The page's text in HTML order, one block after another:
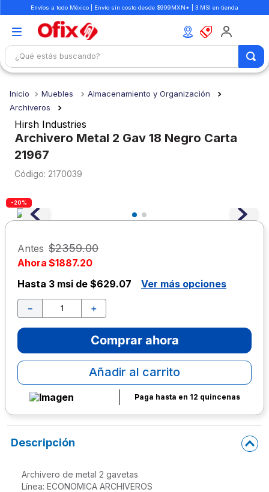
Envíos a todo México | Envío sin costo desde $999MXN* | 3 MSI en tienda
¿Qué estás buscando?
Muebles
Almacenamiento y Organización
Archiveros
Hirsh Industries
Archivero Metal 2 Gav 18 Negro Carta
21967
: 2170039
-20%
Antes $2359.00
Ahora $1887.20
Hasta 3 msi de $629.07 Ver más opciones
＋
－
Comprar ahora
Añadir al carrito
Paga hasta en 12 quincenas
Descripción
Archivero de metal 2 gavetas
Línea: ECONOMICA ARCHIVEROS
1.
mochilas
2.
libretas
3.
cuaderno
4
cuadernos
colores
6.
7.
sacapuntas
8.
escolar
9.
escritorio
10. lapiz